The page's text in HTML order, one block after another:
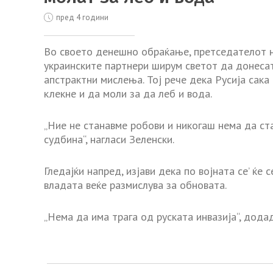
пред 4 години
Во своето денешно обраќање, претседателот
украинските партнери ширум светот да
апстрактни мислења. Тој рече дека Русија
клекне и да моли за да леб и вода.
„Ние не станавме робови и никогаш нема да
судбина“, нагласи Зеленски.
Гледајќи напред, изјави дека по војната се’
владата веќе размислува за обновата.
„Нема да има трага од руската инвазија“,